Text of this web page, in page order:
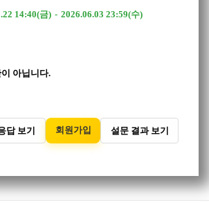
14:40(금) - 2026.06.03 23:59(수)
아닙니다.
답 보기 회원가입 설문 결과 보기